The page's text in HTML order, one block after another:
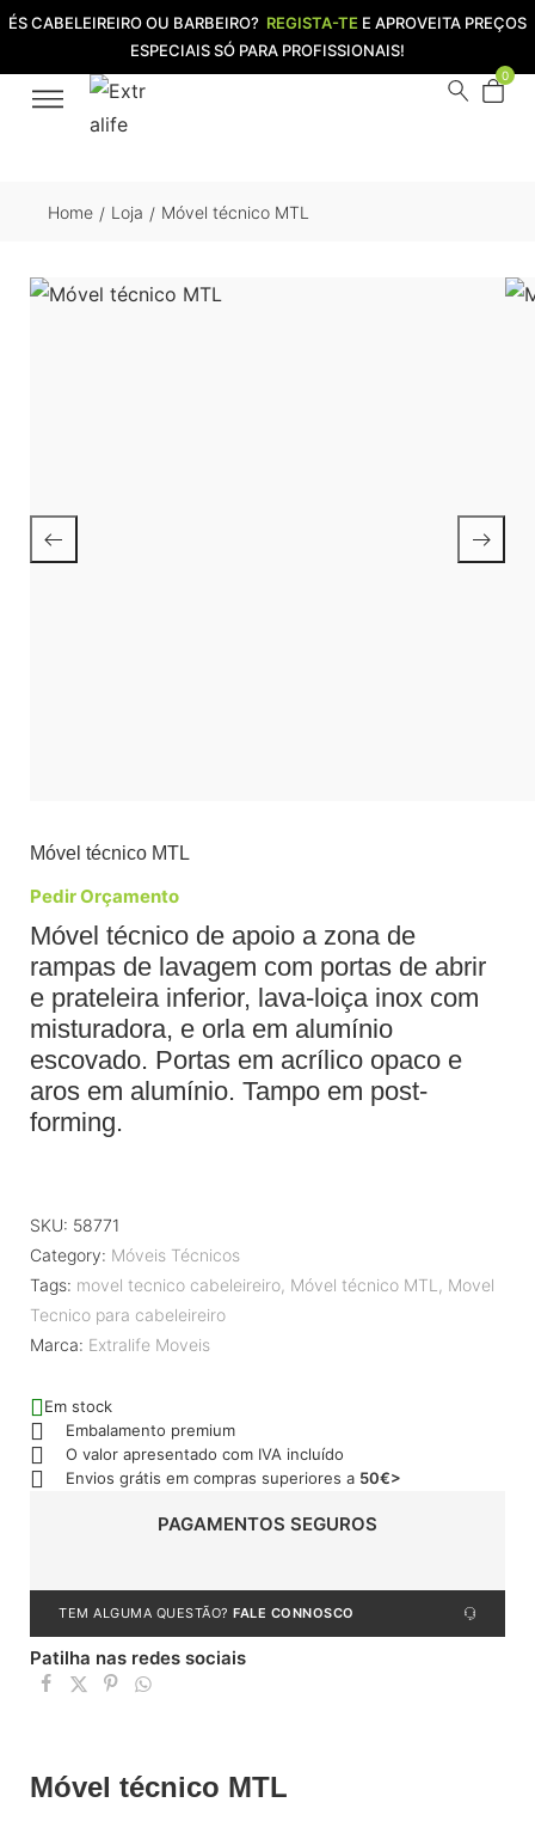
ÉS CABELEIREIRO OU BARBEIRO? REGISTA-TE E APROVEITA PREÇOS
ESPECIAIS SÓ PARA PROFISSIONAIS!
0
Home / Loja / Móvel técnico MTL
Móvel técnico MTL
Pedir Orçamento
Móvel técnico de apoio a zona de
rampas de lavagem com portas de abrir
e prateleira inferior, lava-loiça inox com
misturadora, e orla em alumínio
escovado. Portas em acrílico opaco e
aros em alumínio. Tampo em post-
forming.
SKU: 58771
Category: Móveis Técnicos
Tags: movel tecnico cabeleireiro, Móvel técnico MTL , Movel
Tecnico para cabeleireiro
Marca: Extralife Moveis
Em stock
Embalamento premium
O valor apresentado com IVA incluído
Envios grátis em compras superiores a 50€>
PAGAMENTOS SEGUROS
TEM ALGUMA QUESTÃO? FALE CONNOSCO
Patilha nas redes sociais
Móvel técnico MTL